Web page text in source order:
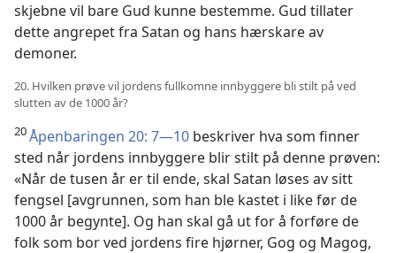
skjebne vil bare Gud kunne bestemme. Gud tillater
dette angrepet fra Satan og hans hærskare av
demoner.
20. Hvilken prøve vil jordens fullkomne innbyggere bli stilt på ved
slutten av de 1000 år?
20Åpenbaringen 20: 7—10 beskriver hva som finner
sted når jordens innbyggere blir stilt på denne prøven:
«Når de tusen år er til ende, skal Satan løses av sitt
fengsel [avgrunnen, som han ble kastet i like før de
1000 år begynte]. Og han skal gå ut for å forføre de
folk som bor ved jordens fire hjørner, Gog og Magog,